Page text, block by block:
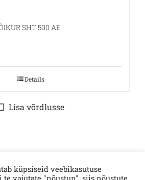
SHT 500 AE
Details
Lisa võrdlusse
küpsiseid veebikasutuse